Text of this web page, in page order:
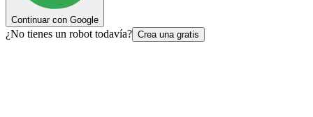
Continuar con Google
¿No tienes un robot todavía? Crea una gratis